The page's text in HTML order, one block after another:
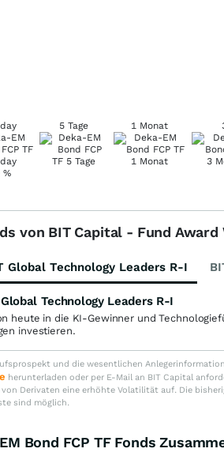
%
5 Tage 1 Monat
von BIT Capital - Fund
Global Technology Leaders R-I
Technology Leaders R-I
heute in die KI-Gewinner und
investieren.
und die wesentlichen
herunterladen oder per E-Mail an BIT Capital
von Derivaten eine erhöhte Volatilität auf. Die
sind möglich.
Bond FCP TF Fonds